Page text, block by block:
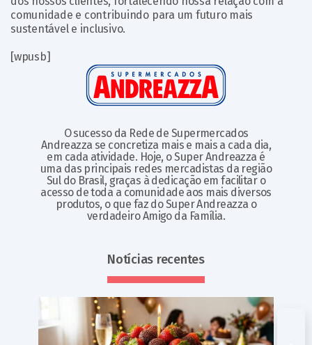
comunidade e contribuindo para um futuro mais
sustentável e inclusivo.
[wpusb]
O sucesso da Rede de Supermercados
Andreazza se concretiza mais e mais a cada dia,
em cada atividade. Hoje, o Super Andreazza é
uma das principais redes mercadistas da região
Sul do Brasil, graças à dedicação em facilitar o
acesso de toda a comunidade aos mais diversos
produtos, o que faz do Super Andreazza o
verdadeiro Amigo da Família.
Notícias recentes